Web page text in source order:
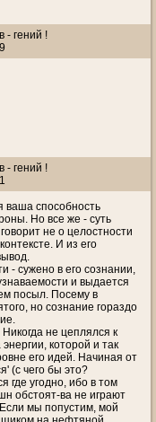
- гений !
- гений !
ваша способность
Но все же - суть
не о целостности
И из его
- сужено в его сознании,
и выдается
посыл. Посему в
но сознание гораздо
не цеплялся к
которой и так
его идей. Начиная от
(с чего бы это?
где угодно, ибо в том
обстоят-ва не играют
мы попустим, мой